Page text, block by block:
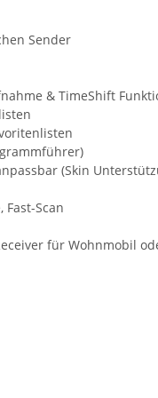
Sender
& TimeShift
(Skin
Fast-Scan
für Wohnmobil